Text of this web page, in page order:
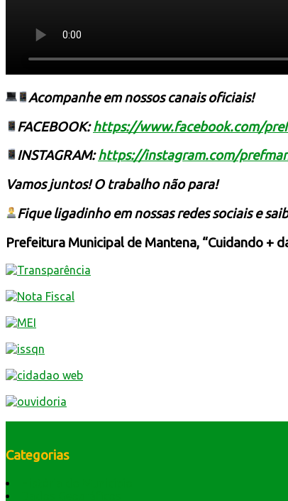
Educação no Trânsito
Acompanhe em nossos canais oficiais!
FACEBOOK:https://www.facebook.com/
INSTAGRAM:https://instagram.com/
Vamos juntos! O trabalho não para!
Fique ligadinho em nossas redes sociais e
Prefeitura Municipal de Mantena, “Cuidando +
Categorias